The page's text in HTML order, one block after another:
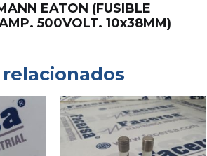
EATON (FUSIBLE
500VOLT. 10x38MM)